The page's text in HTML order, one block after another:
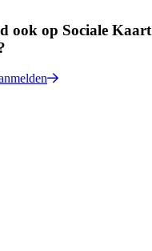
ook op Sociale Kaart